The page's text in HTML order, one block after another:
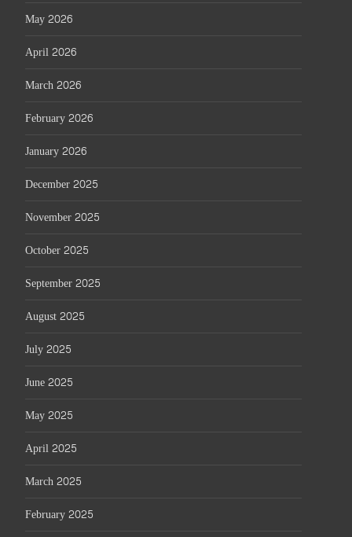
May 2026
April 2026
March 2026
February 2026
January 2026
December 2025
November 2025
October 2025
September 2025
August 2025
July 2025
June 2025
May 2025
April 2025
March 2025
February 2025